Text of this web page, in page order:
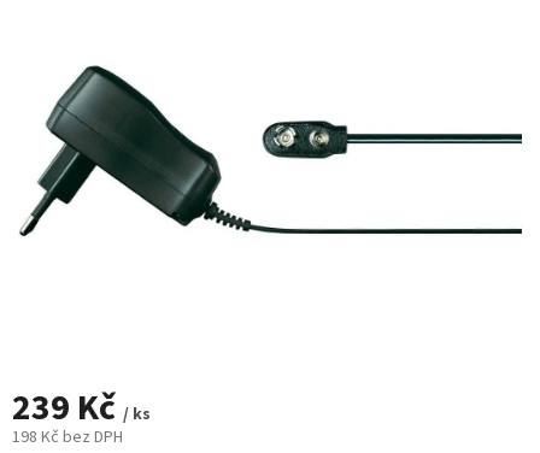
hvězdiček.
239 Kč / ks
198 Kč bez DPH